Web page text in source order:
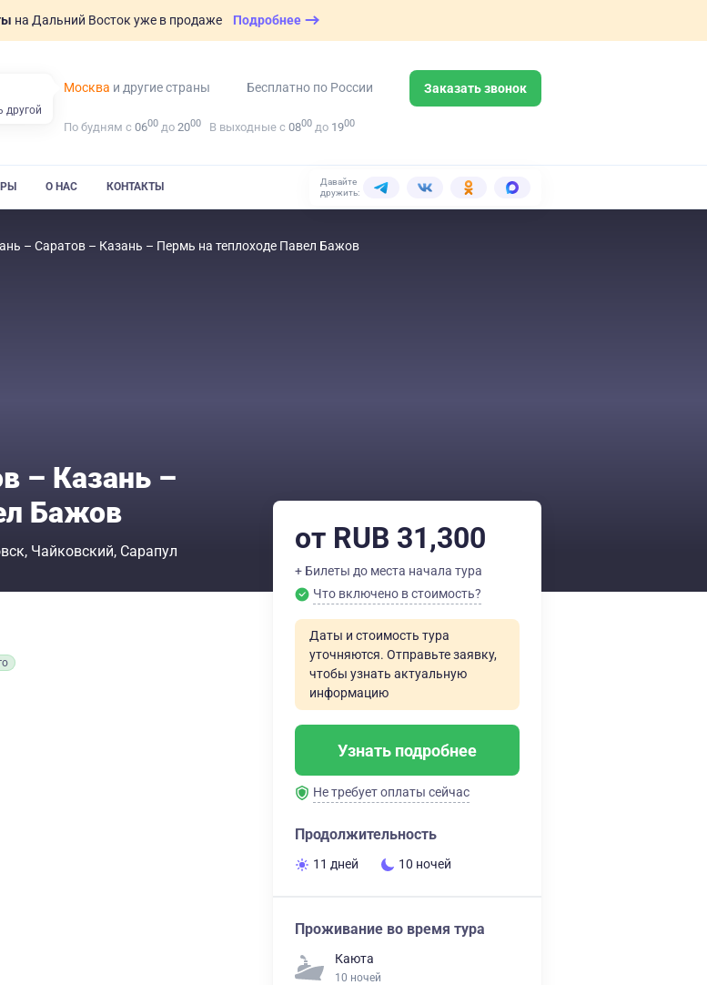
на Дальний Восток уже в продаже Подробнее
Москва и другие страны Бесплатно по России Заказать звонок
По будням с 0600 до 2000 В выходные с 0800 до 1900
О НАС КОНТАКТЫ
Давайте
дружить:
– Саратов – Казань – Пермь на теплоходе Павел Бажов
– Казань –
Бажов
Чайковский Сарапул от RUB 31,300
+ Билеты до места начала тура
Что включено в стоимость?
Даты и стоимость тура
уточняются. Отправьте заявку,
чтобы узнать актуальную
информацию
Узнать подробнее
Не требует оплаты сейчас
Продолжительность
11 дней 10 ночей
Проживание во время тура
Каюта
10 ночей
другой